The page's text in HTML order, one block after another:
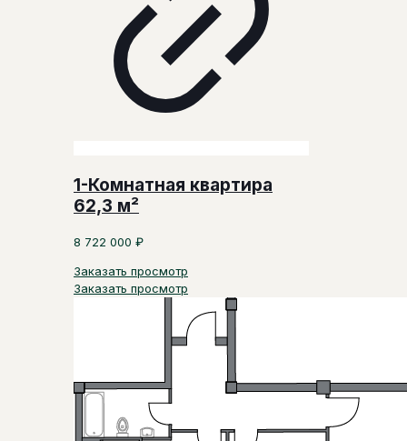
1-Комнатная квартира
62,3 м²
8 722 000 ₽
Заказать просмотр
Заказать просмотр